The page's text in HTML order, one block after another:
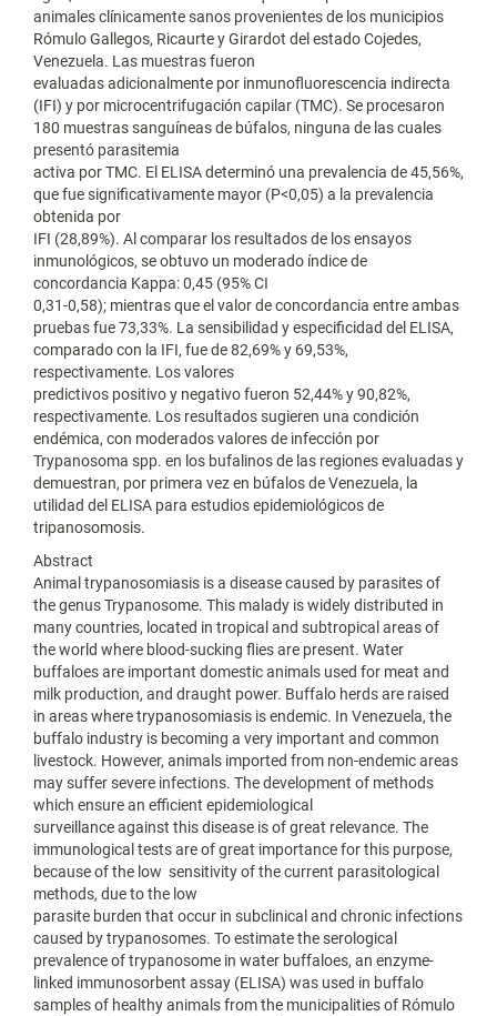
animales clínicamente sanos provenientes de los municipios
Rómulo Gallegos, Ricaurte y Girardot del estado Cojedes,
Venezuela. Las muestras fueron
evaluadas adicionalmente por inmunofluorescencia indirecta
(IFI) y por microcentrifugación capilar (TMC). Se procesaron
180 muestras sanguíneas de búfalos, ninguna de las cuales
presentó parasitemia
activa por TMC. El ELISA determinó una prevalencia de 45,56%,
que fue significativamente mayor (P<0,05) a la prevalencia
obtenida por
IFI (28,89%). Al comparar los resultados de los ensayos
inmunológicos, se obtuvo un moderado índice de
concordancia Kappa: 0,45 (95% CI
0,31-0,58); mientras que el valor de concordancia entre ambas
pruebas fue 73,33%. La sensibilidad y especificidad del ELISA,
comparado con la IFI, fue de 82,69% y 69,53%,
respectivamente. Los valores
predictivos positivo y negativo fueron 52,44% y 90,82%,
respectivamente. Los resultados sugieren una condición
endémica, con moderados valores de infección por
Trypanosoma spp. en los bufalinos de las regiones evaluadas y
demuestran, por primera vez en búfalos de Venezuela, la
utilidad del ELISA para estudios epidemiológicos de
tripanosomosis.
Abstract
Animal trypanosomiasis is a disease caused by parasites of
the genus Trypanosome. This malady is widely distributed in
many countries, located in tropical and subtropical areas of
the world where blood-sucking flies are present. Water
buffaloes are important domestic animals used for meat and
milk production, and draught power. Buffalo herds are raised
in areas where trypanosomiasis is endemic. In Venezuela, the
buffalo industry is becoming a very important and common
livestock. However, animals imported from non-endemic areas
may suffer severe infections. The development of methods
which ensure an efficient epidemiological
surveillance against this disease is of great relevance. The
immunological tests are of great importance for this purpose,
because of the low sensitivity of the current parasitological
methods, due to the low
parasite burden that occur in subclinical and chronic infections
caused by trypanosomes. To estimate the serological
prevalence of trypanosome in water buffaloes, an enzyme-
linked immunosorbent assay (ELISA) was used in buffalo
samples of healthy animals from the municipalities of Rómulo